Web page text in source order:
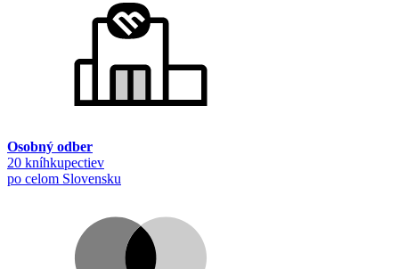
Osobný odber
20 kníhkupectiev
po celom Slovensku